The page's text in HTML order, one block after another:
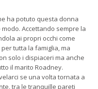
ha potuto questa donna
Accettando sempre la
ai propri occhi come
tutta la famiglia, ma
solo i dispiaceri ma anche
il marito Roadney.
se una volta tornata a
tra le tranquille pareti